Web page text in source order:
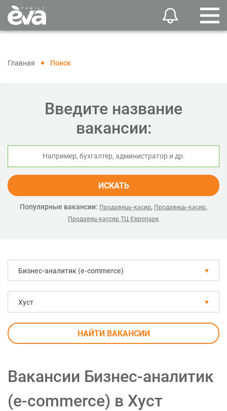
Главная Поиск
Введите название
вакансии:
ИСКАТЬ
Популярные вакансии: Продавець-касир, Продавець-касир,
Продавец-кассир ТЦ Європарк
Бизнес-аналитик (e-commerce)
Хуст
НАЙТИ ВАКАНСИИ
Вакансии Бизнес-аналитик
(e-commerce) в Хуст